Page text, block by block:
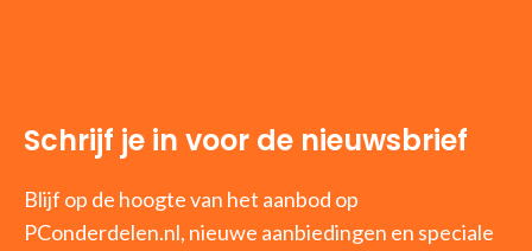
Schrijf je in voor de nieuwsbrief
Blijf op de hoogte van het aanbod op
PConderdelen.nl, nieuwe aanbiedingen en speciale